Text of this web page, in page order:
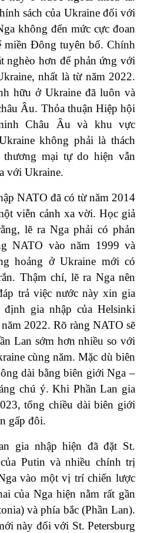
sách của Ukraine đối với
không đến mức cực đoan
miền Đông tuyên bố. Chính
nghèo hơn để phản ứng với
nhất là từ năm 2022.
hữu ở Ukraine đã luôn và
Âu. Thỏa thuận Hiệp hội
Châu Âu và khu vực
không phải là thách
mại tự do hiện vẫn
với Ukraine.
NATO đã có từ năm 2014
viễn cảnh xa vời. Học giả
lẽ ra Nga phải có phản
NATO vào năm 1999 và
hoảng ở Ukraine mới có
Thậm chí, lẽ ra Nga nên
trả việc nước này xin gia
gia nhập của Helsinki
2022. Rõ ràng NATO sẽ
Lan sớm hơn nhiều so với
cùng năm. Mặc dù biên
dài bằng biên giới Nga –
chú ý. Khi Phần Lan gia
tổng chiều dài biên giới
gấp đôi.
gia nhập hiện đã đặt St.
Putin và nhiều chính trị
vào một vị trí chiến lược
của Nga hiện nằm rất gần
và phía bắc (Phần Lan).
này đối với St. Petersburg